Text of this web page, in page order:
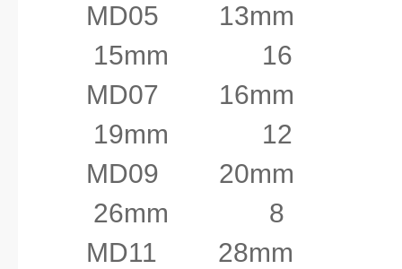
定
时范
1-99h59min/∞
升
温时
≤15分钟（
160℃
MD05
15mm
MD07 16mm
MD09 20mm
MD11